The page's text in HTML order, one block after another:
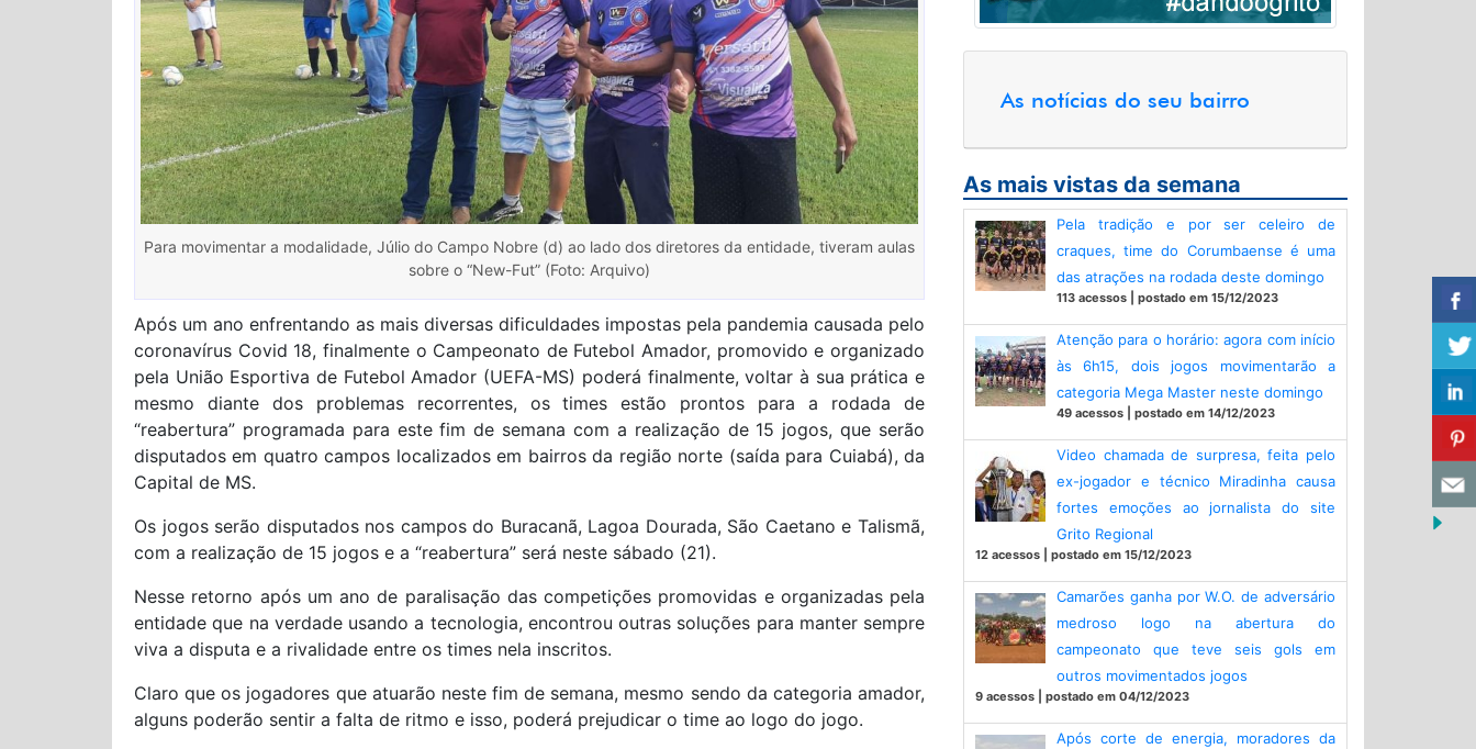
Para movimentar a modalidade, Júlio do Campo Nobre (d) ao lado dos diretores da entidade, tiveram aulas
sobre o “New-Fut” (Foto: Arquivo)
Após um ano enfrentando as mais diversas dificuldades impostas pela pandemia causada pelo
coronavírus Covid 18, finalmente o Campeonato de Futebol Amador, promovido e organizado
pela União Esportiva de Futebol Amador (UEFA-MS) poderá finalmente, voltar à sua prática e
mesmo diante dos problemas recorrentes, os times estão prontos para a rodada de
“reabertura” programada para este fim de semana com a realização de 15 jogos, que serão
disputados em quatro campos localizados em bairros da região norte (saída para Cuiabá), da
Capital de MS.
Os jogos serão disputados nos campos do Buracanã, Lagoa Dourada, São Caetano e Talismã,
com a realização de 15 jogos e a “reabertura” será neste sábado (21).
Nesse retorno após um ano de paralisação das competições promovidas e organizadas pela
entidade que na verdade usando a tecnologia, encontrou outras soluções para manter sempre
viva a disputa e a rivalidade entre os times nela inscritos.
Claro que os jogadores que atuarão neste fim de semana, mesmo sendo da categoria amador,
alguns poderão sentir a falta de ritmo e isso, poderá prejudicar o time ao logo do jogo.
As notícias do seu bairro
As mais vistas da semana
Pela tradição e por ser celeiro de
craques, time do Corumbaense é uma
das atrações na rodada deste domingo
113 acessos | postado em 15/12/2023
Atenção para o horário: agora com início
às 6h15, dois jogos movimentarão a
categoria Mega Master neste domingo
49 acessos | postado em 14/12/2023
Video chamada de surpresa, feita pelo
ex-jogador e técnico Miradinha causa
fortes emoções ao jornalista do site
Grito Regional
12 acessos | postado em 15/12/2023
Camarões ganha por W.O. de adversário
medroso logo na abertura do
campeonato que teve seis gols em
outros movimentados jogos
9 acessos | postado em 04/12/2023
Após corte de energia, moradores da